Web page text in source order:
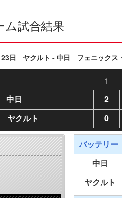
ム試合結果
23日 ヤクルト - 中日 フェニックス
1
中日
2
ヤクルト
0
バッテリー
中日
ヤクルト